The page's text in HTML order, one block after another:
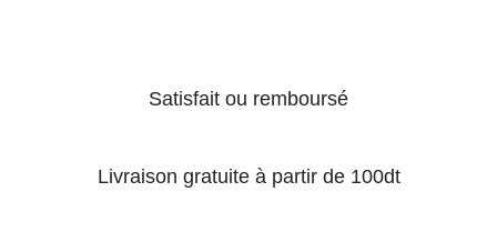
Satisfait ou remboursé
Livraison gratuite à partir de 100dt